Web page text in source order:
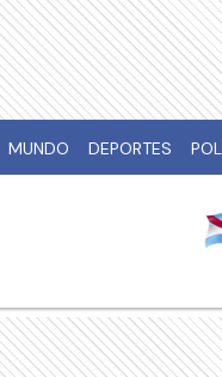
MUNDO DEPORTES